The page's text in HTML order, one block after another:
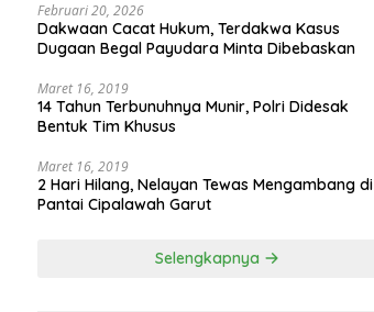
Februari 20, 2026
Dakwaan Cacat Hukum, Terdakwa Kasus
Dugaan Begal Payudara Minta Dibebaskan
Maret 16, 2019
14 Tahun Terbunuhnya Munir, Polri Didesak
Bentuk Tim Khusus
Maret 16, 2019
2 Hari Hilang, Nelayan Tewas Mengambang di
Pantai Cipalawah Garut
Selengkapnya